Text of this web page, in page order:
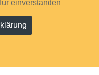
einverstanden